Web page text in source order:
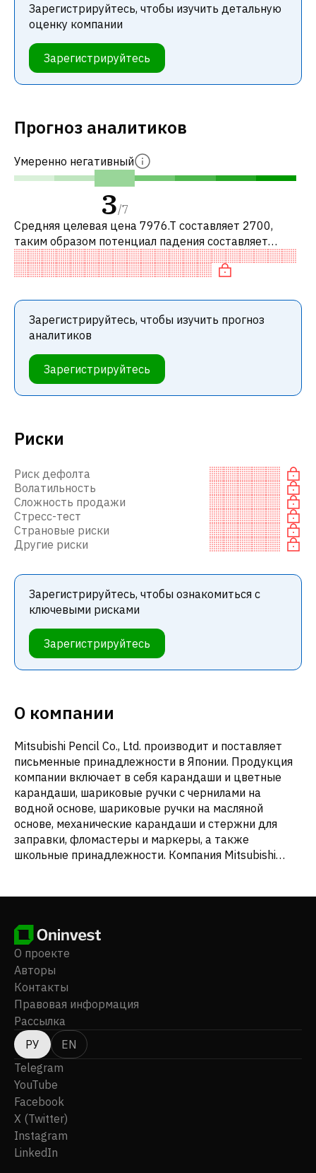
Риски
Риск дефолта
Волатильность
Сложность продажи
Стресс-тест
Страновые риски
Другие риски
Зарегистрируйтесь, чтобы ознакомиться с
ключевыми рисками
Зарегистрируйтесь
О компании
Mitsubishi Pencil Co., Ltd. производит и поставляет
письменные принадлежности в Японии. Продукция
компании включает в себя карандаши и цветные
карандаши, шариковые ручки с чернилами на
водной основе, шариковые ручки на масляной
основе, механические карандаши и стержни для
заправки, фломастеры и маркеры, а также
школьные принадлежности. Компания Mitsubishi
Зарегистрируйтесь, чтобы изучить детальную
оценку компании
Зарегистрируйтесь
Прогноз аналитиков
Умеренно негативный
3/7
Средняя целевая цена 7976.T составляет 2700,
таким образом потенциал падения составляет
7.98%. Обычно это означает рекомендацию
«ПРОДАВАТЬ» среди инвестиционных компаний
Зарегистрируйтесь, чтобы изучить прогноз
аналитиков
Зарегистрируйтесь
О проекте
Авторы
Контакты
Правовая информация
Рассылка
РУ
EN
Telegram
YouTube
Facebook
X (Twitter)
Instagram
LinkedIn